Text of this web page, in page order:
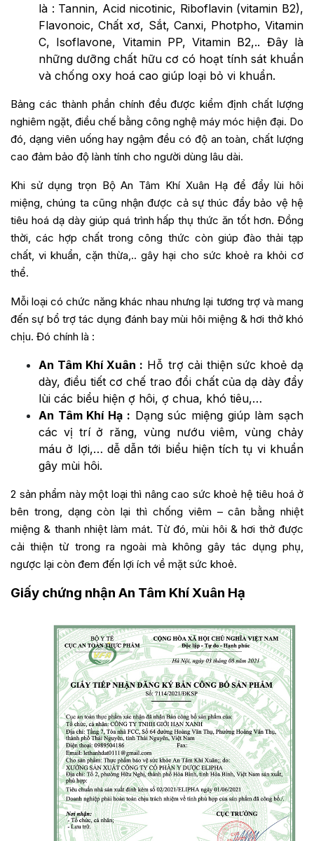
là : Tannin, Acid nicotinic, Riboflavin (vitamin B2),
Flavonoic, Chất xơ, Sắt, Canxi, Photpho, Vitamin
C, Isoflavone, Vitamin PP, Vitamin B2,.. Đây là
những dưỡng chất hữu cơ có hoạt tính sát khuẩn
và chống oxy hoá cao giúp loại bỏ vi khuẩn.
Bảng các thành phần chính đều được kiểm định chất lượng
nghiêm ngặt, điều chế bằng công nghệ máy móc hiện đại. Do
đó, dạng viên uống hay ngậm đều có độ an toàn, chất lượng
cao đảm bảo độ lành tính cho người dùng lâu dài.
Khi sử dụng trọn Bộ An Tâm Khí Xuân Hạ để đẩy lùi hôi
miệng, chúng ta cũng nhận được cả sự thúc đẩy bảo vệ hệ
tiêu hoá dạ dày giúp quá trình hấp thụ thức ăn tốt hơn. Đồng
thời, các hợp chất trong công thức còn giúp đào thải tạp
chất, vi khuẩn, cặn thừa,.. gây hại cho sức khoẻ ra khỏi cơ
thể.
Mỗi loại có chức năng khác nhau nhưng lại tương trợ và mang
đến sự bổ trợ tác dụng đánh bay mùi hôi miệng & hơi thở khó
chịu. Đó chính là :
An Tâm Khí Xuân : Hỗ trợ cải thiện sức khoẻ dạ
dày, điều tiết cơ chế trao đổi chất của dạ dày đẩy
lùi các biểu hiện ợ hôi, ợ chua, khó tiêu,…
An Tâm Khí Hạ : Dạng súc miệng giúp làm sạch
các vị trí ở răng, vùng nướu viêm, vùng chảy
máu ở lợi,… dễ dẫn tới biểu hiện tích tụ vi khuẩn
gây mùi hôi.
2 sản phẩm này một loại thì nâng cao sức khoẻ hệ tiêu hoá ở
bên trong, dạng còn lại thì chống viêm – cân bằng nhiệt
miệng & thanh nhiệt làm mát. Từ đó, mùi hôi & hơi thở được
cải thiện từ trong ra ngoài mà không gây tác dụng phụ,
ngược lại còn đem đến lợi ích về mặt sức khoẻ.
Giấy chứng nhận An Tâm Khí Xuân Hạ